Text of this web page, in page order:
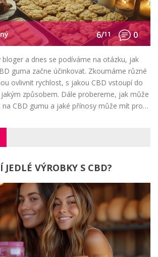
6/11 0
a dnes se podíváme na otázku, jak
guma začne účinkovat. Zkoumáme různé
ovlivnit rychlost, s jakou CBD vstoupí do
způsobem. Dále probereme, jak může
CBD gumu a jaké přínosy může mít pro
JEDLÉ VÝROBKY S CBD?